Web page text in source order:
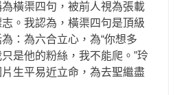
橫渠四句，被前人視為張載
。我認為，橫渠四句是頂級
：為六合立心，為“你想多
是他的粉絲，我不能爬。”玲
生平易近立命，為去聖繼盡